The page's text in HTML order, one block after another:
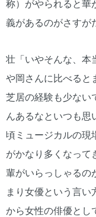
称）がやられると華
義があるのがさすが
壮「いやそんな、本
や岡さんに比べると
芝居の経験も少ない
んあるなといつも思
頃ミュージカルの現
がかなり多くなって
輩がいらっしゃるの
まり女優という言
から女性の俳優とし